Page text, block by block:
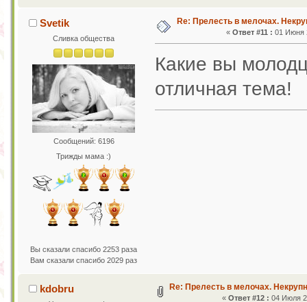
Svetik
Сливка общества
Сообщений: 6196
Трижды мама :)
Вы сказали спасибо 2253 раза
Вам сказали спасибо 2029 раз
Re: Прелесть в мелочах.
«Ответ #11 : 01 Июня
Какие вы
отличная тема!
kdobru Re: Прелесть в мелочах.
«Ответ #12 : 04 Июля